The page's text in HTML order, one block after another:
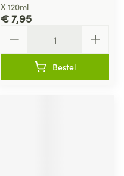
X 120ml
€ 7,95
Bestel